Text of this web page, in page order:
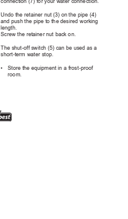
connection(7)foryourwaterconnection.
Undotheretainernut(3)onthepipe(4)
andpushthepipetothedesiredworking
length.
Screwtheretainernutbackon.
Theshut-offswitch(5)canbeusedasa
short-termwaterstop.
• Storetheequipmentinafrost-proof
room.